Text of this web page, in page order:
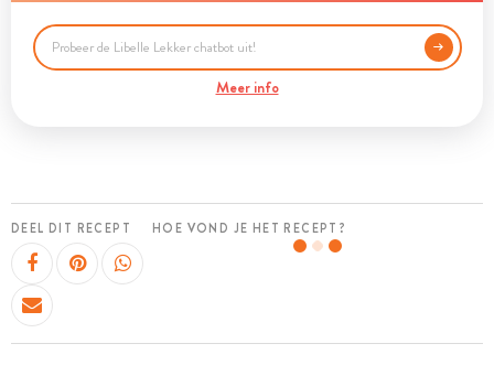
Meer info
DEEL DIT RECEPT HOE VOND JE HET RECEPT?